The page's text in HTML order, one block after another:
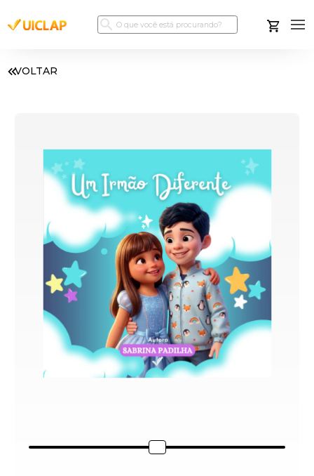
VOLTAR